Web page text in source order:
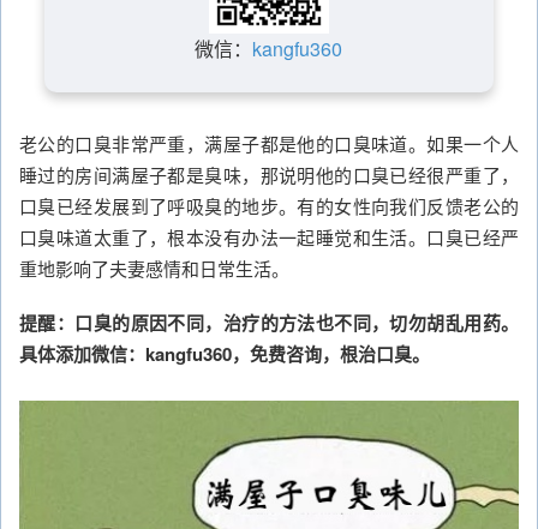
微信： kangfu360
老公的口臭非常严重，满屋子都是他的口臭味道。如果一个人
睡过的房间满屋子都是臭味，那说明他的口臭已经很严重了，
口臭已经发展到了呼吸臭的地步。有的女性向我们反馈老公的
口臭味道太重了，根本没有办法一起睡觉和生活。口臭已经严
重地影响了夫妻感情和日常生活。
提醒：口臭的原因不同，治疗的方法也不同，切勿胡乱用药。
具体添加微信：kangfu360，免费咨询，根治口臭。